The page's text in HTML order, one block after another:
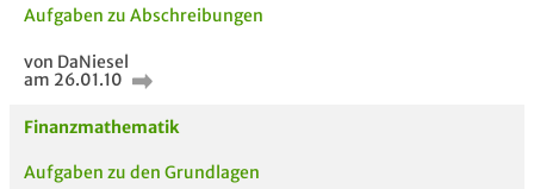
Passende Stellenanzeigen
Aufgaben zu Abschreibungen
von DaNiesel
am 26.01.10
Finanzmathematik
Aufgaben zu den Grundlagen